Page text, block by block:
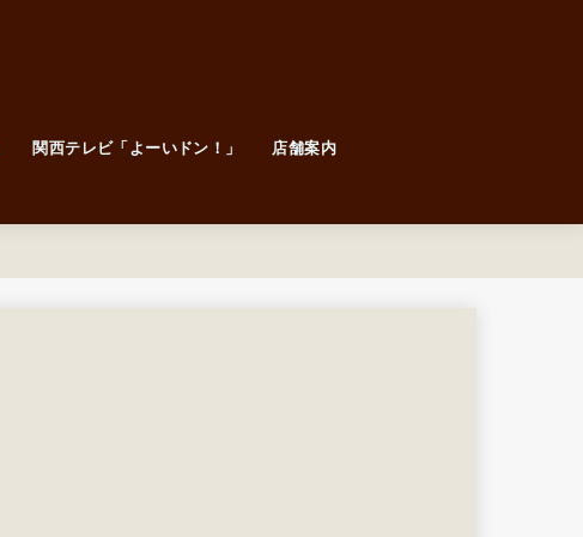
関西テレビ「よーいドン！」 店舗案内